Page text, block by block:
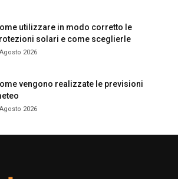
utilizzare in modo corretto le
solari e come sceglierle
2026
vengono realizzate le previsioni
2026